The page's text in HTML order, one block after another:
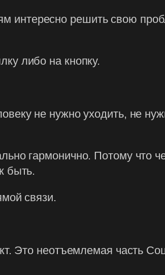
интересно решить свою
либо на кнопку.
не нужно уходить, не
гармонично. Потому что
быть.
связи.
Это неотъемлемая часть